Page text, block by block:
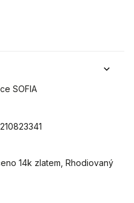
SOFIA
14k zlatem Rhodiovaný